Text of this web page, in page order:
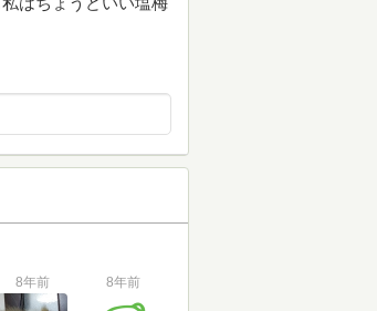
8年前 8年前